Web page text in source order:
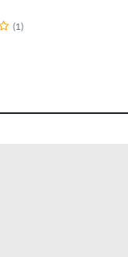
(1)